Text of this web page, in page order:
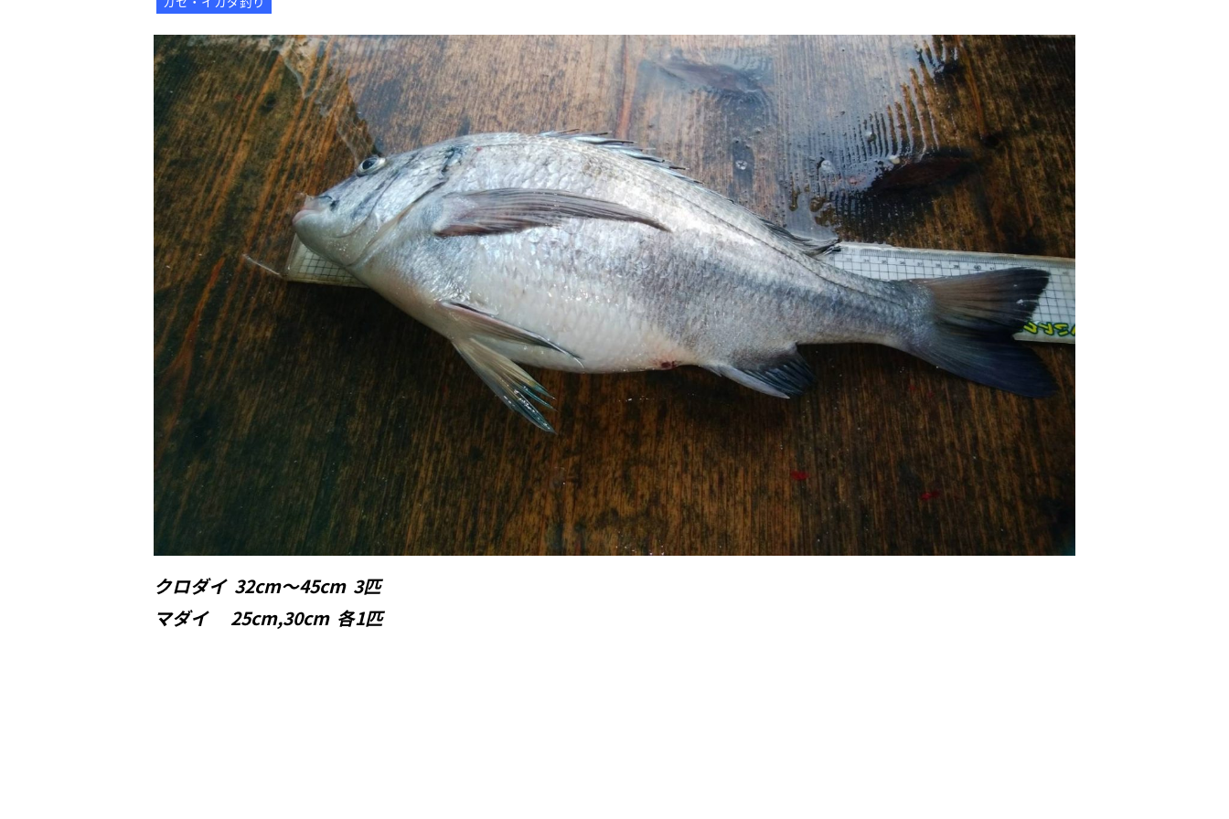
クロダイ 32cm〜45cm 3匹
マダイ 25cm,30cm 各1匹